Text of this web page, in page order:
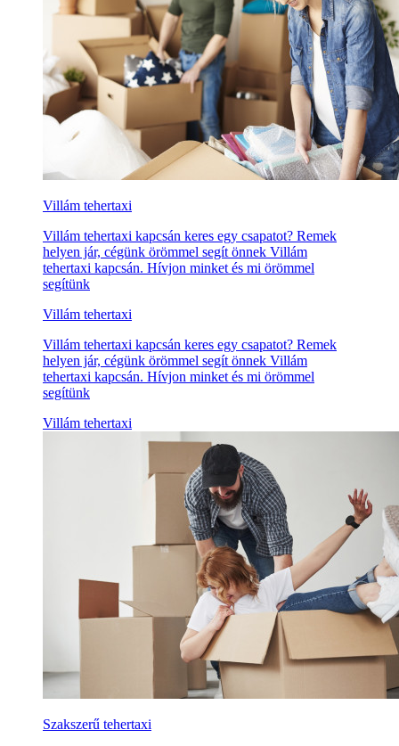
Villám tehertaxi
Villám tehertaxi kapcsán keres egy csapatot? Remek
helyen jár, cégünk örömmel segít önnek Villám
tehertaxi kapcsán. Hívjon minket és mi örömmel
segítünk
Villám tehertaxi
Villám tehertaxi kapcsán keres egy csapatot? Remek
helyen jár, cégünk örömmel segít önnek Villám
tehertaxi kapcsán. Hívjon minket és mi örömmel
segítünk
Villám tehertaxi
Szakszerű tehertaxi